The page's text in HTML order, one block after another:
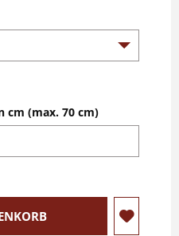
cm (max. 70 cm)